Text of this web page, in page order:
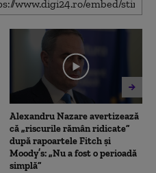
Alexandru Nazare avertizează
că „riscurile rămân ridicate”
după rapoartele Fitch și
Moody’s: „Nu a fost o perioadă
simplă”